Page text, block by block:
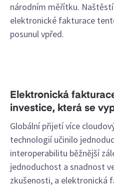
národním měřítku.
elektronické fakturace
posunul vpřed.
Elektronická
investice, která se
Globální přijetí více
technologií učinilo
interoperabilitu běžnější
jednoduchost a snadnost
zkušenosti, a elektronická